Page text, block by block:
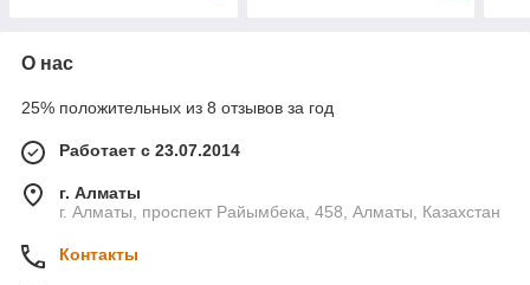
О нас
25% положительных из 8 отзывов за год
Работает с 23.07.2014
г. Алматы
г. Алматы, проспект Райымбека, 458, Алматы, Казахстан
Контакты